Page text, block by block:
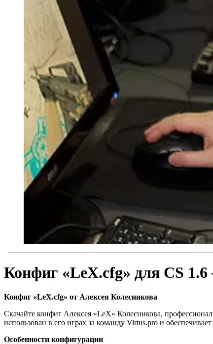
Конфиг «LeX.cfg» для CS
Конфиг «LeX.cfg» от Алексея Колесникова
Скачайте конфиг Алексея «LeX» Колесникова,
использован в его играх за команду Virtus.pro и
Особенности конфигурации